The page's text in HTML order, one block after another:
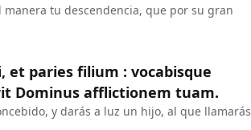
tu descendencia, que por su gran
et paries filium : vocabisque
Dominus afflictionem tuam.
y darás a luz un hijo, al que llamarás